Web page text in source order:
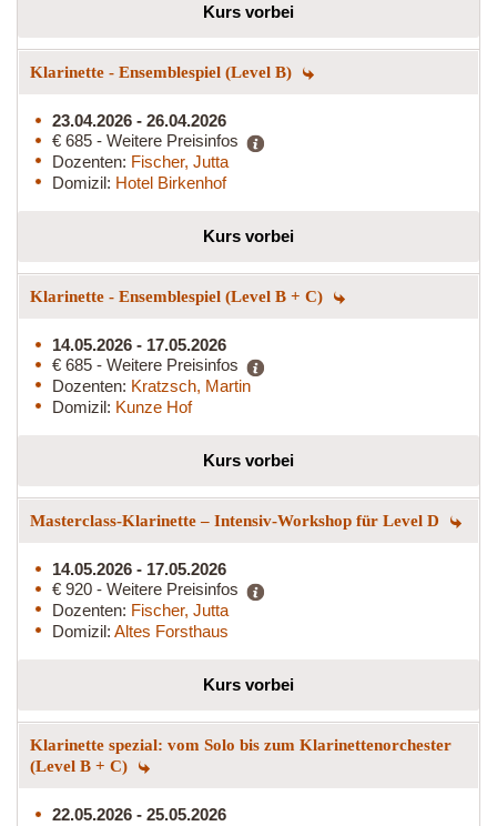
Kurs vorbei
Klarinette - Ensemblespiel (Level B)
23.04.2026 - 26.04.2026
€ 685 - Weitere Preisinfos
Dozenten: Fischer, Jutta
Domizil: Hotel Birkenhof
Kurs vorbei
Klarinette - Ensemblespiel (Level B + C)
14.05.2026 - 17.05.2026
€ 685 - Weitere Preisinfos
Dozenten: Kratzsch, Martin
Domizil: Kunze Hof
Kurs vorbei
Masterclass-Klarinette – Intensiv-Workshop für Level D
14.05.2026 - 17.05.2026
€ 920 - Weitere Preisinfos
Dozenten: Fischer, Jutta
Domizil: Altes Forsthaus
Kurs vorbei
Klarinette spezial: vom Solo bis zum Klarinettenorchester
(Level B + C)
22.05.2026 - 25.05.2026